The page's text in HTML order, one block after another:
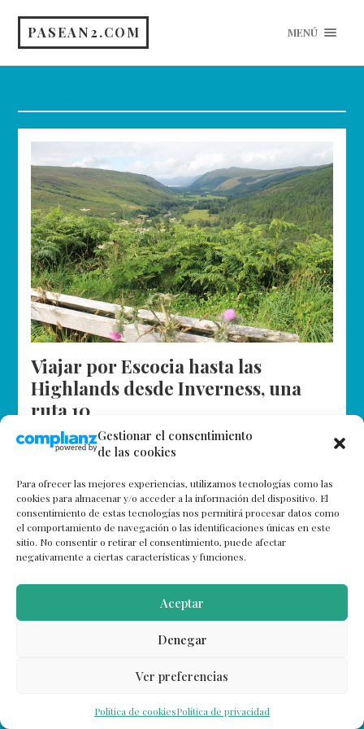
Gestionar el consentimiento
de las cookies
Para ofrecer las mejores experiencias, utilizamos tecnologías como las
cookies para almacenar y/o acceder a la información del dispositivo. El
consentimiento de estas tecnologías nos permitirá procesar datos como
el comportamiento de navegación o las identificaciones únicas en este
sitio. No consentir o retirar el consentimiento, puede afectar
negativamente a ciertas características y funciones.
Aceptar
Denegar
Ver preferencias
Política de cookiesPolítica de privacidad
PASEAN2.COM MENÚ
Viajar por Escocia hasta las
Highlands desde Inverness, una
ruta 10
Después de nuestro reciente viaje a Escocia os hemos
explicado cómo pasear por Edimburgo sin desfallecer
en el intento, detallado algunas curiosidades del
«Military Tatoo», aconsejado cuatro escapadas…